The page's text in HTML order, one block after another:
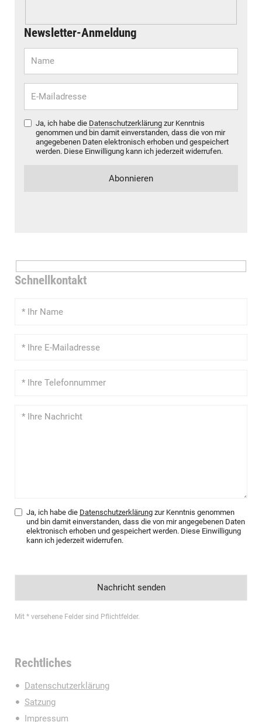
Newsletter-Anmeldung
Ja, ich habe die Datenschutzerklärung zur Kenntnis
genommen und bin damit einverstanden, dass die von mir
angegebenen Daten elektronisch erhoben und gespeichert
werden. Diese Einwilligung kann ich jederzeit widerrufen.
Schnellkontakt
Ja, ich habe die Datenschutzerklärung zur Kenntnis genommen
und bin damit einverstanden, dass die von mir angegebenen Daten
elektronisch erhoben und gespeichert werden. Diese Einwilligung
kann ich jederzeit widerrufen.
Mit * versehene Felder sind Pflichtfelder.
Rechtliches
Datenschutzerklärung
Satzung
Impressum